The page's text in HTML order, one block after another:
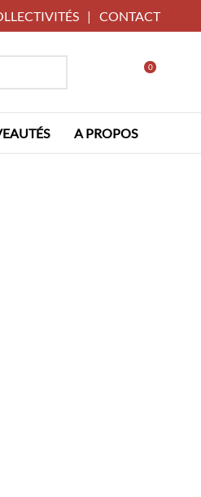
| CONTACT
0
A PROPOS